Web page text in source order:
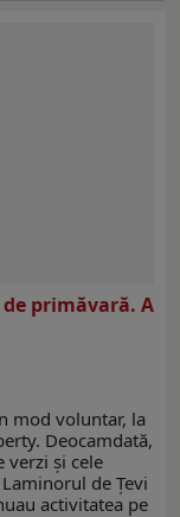
primăvară. A
mod voluntar, la
Deocamdată,
verzi și cele
de Țevi
activitatea pe